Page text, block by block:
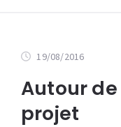
19/08/2016
Autour
projet